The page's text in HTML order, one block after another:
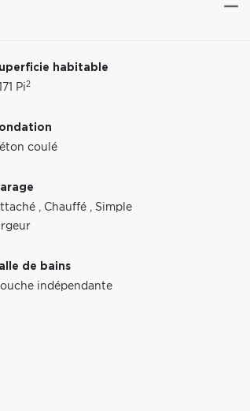
habitable
171 Pi2
coulé
, Chauffé , Simple
de bains
indépendante